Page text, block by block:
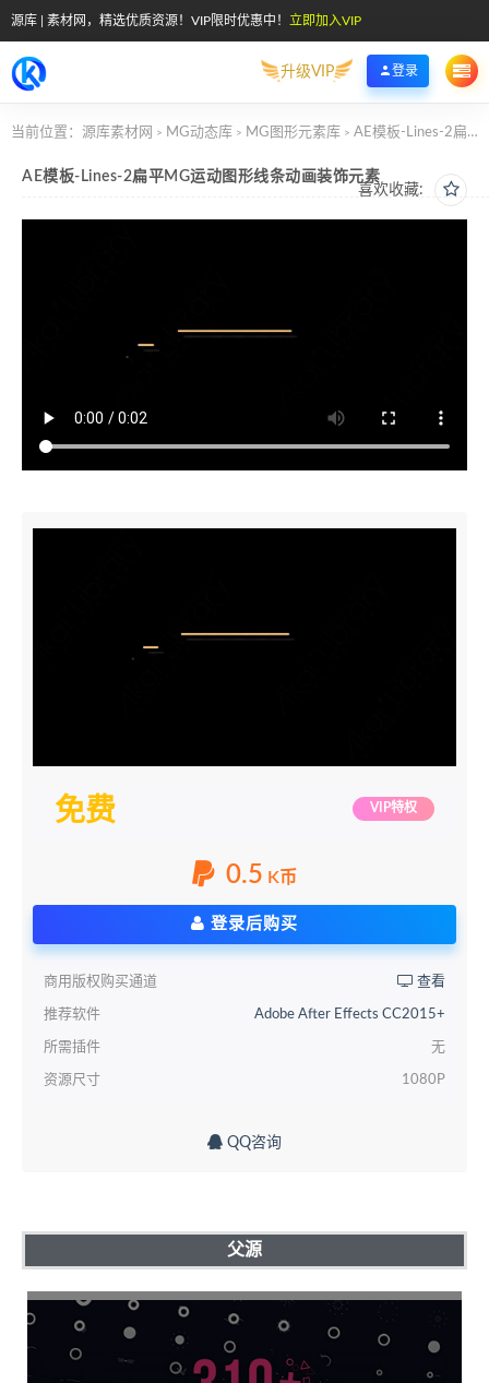
源库 | 素材网，精选优质资源！VIP限时优惠中！ 立即加入VIP
升级VIP 登录
当前位置： 源库素材网 > MG动态库 > MG图形元素库 > AE模板-Lines-2扁平MG运动图形线条动画装饰元素
喜欢收藏:
AE模板-Lines-2扁平MG运动图形线条动画装饰元素
免费 VIP特权
0.5 K币
登录后购买
商用版权购买通道 查看
推荐软件 Adobe After Effects CC2015+
所需插件 无
资源尺寸 1080P
QQ咨询
父源